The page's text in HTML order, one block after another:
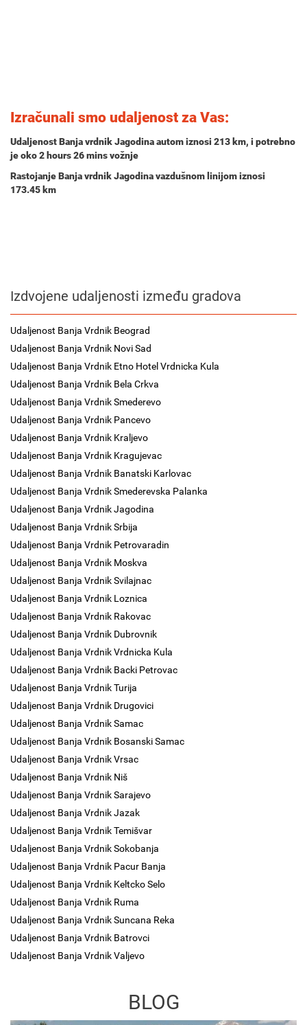
Izračunali smo udaljenost za Vas:
Udaljenost Banja vrdnik Jagodina autom iznosi 213 km, i potrebno
je oko2 hours 26 minsvožnje
Rastojanje Banja vrdnik Jagodina vazdušnom linijom iznosi
173.45 km
Izdvojene udaljenosti između gradova
Udaljenost Banja Vrdnik Beograd
Udaljenost Banja Vrdnik Novi Sad
Udaljenost Banja Vrdnik Etno Hotel Vrdnicka Kula
Udaljenost Banja Vrdnik Bela Crkva
Udaljenost Banja Vrdnik Smederevo
Udaljenost Banja Vrdnik Pancevo
Udaljenost Banja Vrdnik Kraljevo
Udaljenost Banja Vrdnik Kragujevac
Udaljenost Banja Vrdnik Banatski Karlovac
Udaljenost Banja Vrdnik Smederevska Palanka
Udaljenost Banja Vrdnik Jagodina
Udaljenost Banja Vrdnik Srbija
Udaljenost Banja Vrdnik Petrovaradin
Udaljenost Banja Vrdnik Moskva
Udaljenost Banja Vrdnik Svilajnac
Udaljenost Banja Vrdnik Loznica
Udaljenost Banja Vrdnik Rakovac
Udaljenost Banja Vrdnik Dubrovnik
Udaljenost Banja Vrdnik Vrdnicka Kula
Udaljenost Banja Vrdnik Backi Petrovac
Udaljenost Banja Vrdnik Turija
Udaljenost Banja Vrdnik Drugovici
Udaljenost Banja Vrdnik Samac
Udaljenost Banja Vrdnik Bosanski Samac
Udaljenost Banja Vrdnik Vrsac
Udaljenost Banja Vrdnik Niš
Udaljenost Banja Vrdnik Sarajevo
Udaljenost Banja Vrdnik Jazak
Udaljenost Banja Vrdnik Temišvar
Udaljenost Banja Vrdnik Sokobanja
Udaljenost Banja Vrdnik Pacur Banja
Udaljenost Banja Vrdnik Keltcko Selo
Udaljenost Banja Vrdnik Ruma
Udaljenost Banja Vrdnik Suncana Reka
Udaljenost Banja Vrdnik Batrovci
Udaljenost Banja Vrdnik Valjevo
BLOG